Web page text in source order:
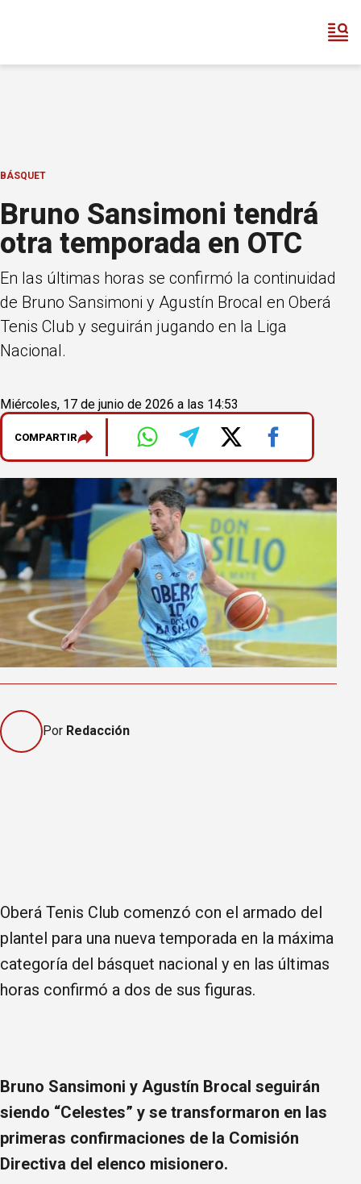
BÁSQUET
Bruno Sansimoni tendrá
otra temporada en OTC
En las últimas horas se confirmó la continuidad
de Bruno Sansimoni y Agustín Brocal en Oberá
Tenis Club y seguirán jugando en la Liga
Nacional.
Miércoles, 17 de junio de 2026 a las 14:53
COMPARTIR
Por Redacción
Oberá Tenis Club comenzó con el armado del
plantel para una nueva temporada en la máxima
categoría del básquet nacional y en las últimas
horas confirmó a dos de sus figuras.
Bruno Sansimoni y Agustín Brocal seguirán
siendo “Celestes” y se transformaron en las
primeras confirmaciones de la Comisión
Directiva del elenco misionero.